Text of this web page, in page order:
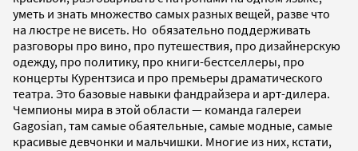
уметь и знать множество самых разных вещей, разве что
на люстре не висеть. Но обязательно поддерживать
разговоры про вино, про путешествия, про дизайнерскую
одежду, про политику, про книги-бестселлеры, про
концерты Курентзиса и про премьеры драматического
театра. Это базовые навыки фандрайзера и арт-дилера.
Чемпионы мира в этой области — команда галереи
Gagоsian, там самые обаятельные, самые модные, самые
красивые девчонки и мальчишки. Многие из них, кстати,